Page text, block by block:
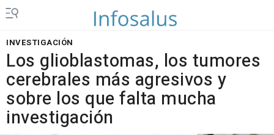
INVESTIGACIÓN
Los glioblastomas, los tumores
cerebrales más agresivos y
sobre los que falta mucha
investigación